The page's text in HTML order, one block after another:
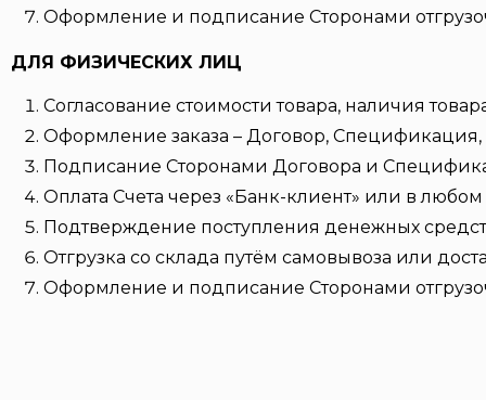
Оформление и подписание Сторонами
ДЛЯ ФИЗИЧЕСКИХ ЛИЦ
Согласование стоимости товара, наличия
Оформление заказа – Договор,
Подписание Сторонами Договора и
Оплата Счета через «Банк-клиент» или в любом
Подтверждение поступления денежных
Отгрузка со склада путём самовывоза или
Оформление и подписание Сторонами